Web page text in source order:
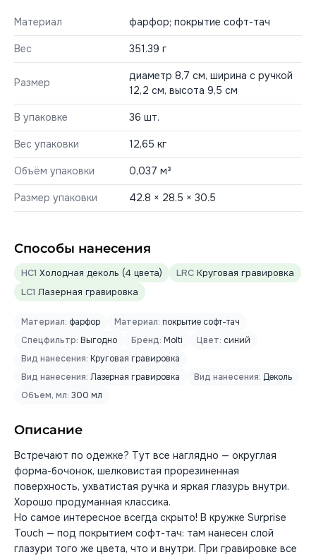
Материал фарфор; покрытие софт-тач
Вес 351.39 г
Размер
диаметр 8,7 см, ширина с ручкой
12,2 см, высота 9,5 см
В упаковке 36 шт.
Вес упаковки 12,65 кг
Объём упаковки 0,037 м³
Размер упаковки 42.8 × 28.5 × 30.5
Способы нанесения
HC1 Холодная деколь (4 цвета) LRC Круговая гравировка
LC1 Лазерная гравировка
Материал: фарфор Материал: покрытие софт-тач
Спецфильтр: Выгодно Бренд: Molti Цвет: синий
Вид нанесения: Круговая гравировка
Вид нанесения: Лазерная гравировка Вид нанесения: Деколь
Объем, мл: 300 мл
Описание
Встречают по одежке? Тут все наглядно — округлая
форма-бочонок, шелковистая прорезиненная
поверхность, ухватистая ручка и яркая глазурь внутри.
Хорошо продуманная классика.
Но самое интересное всегда скрыто! В кружке Surprise
Touch — под покрытием софт-тач: там нанесен слой
глазури того же цвета, что и внутри. При гравировке все